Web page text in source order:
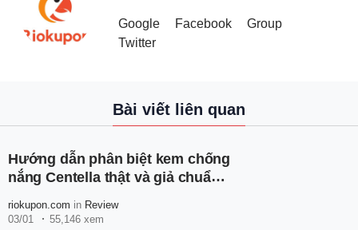
Google Facebook
Group
Twitter
Bài viết liên quan
Hướng dẫn phân biệt kem chống
nắng Centella thật và giả chuẩn
riokupon.com in Review
03/01
55,146 xem